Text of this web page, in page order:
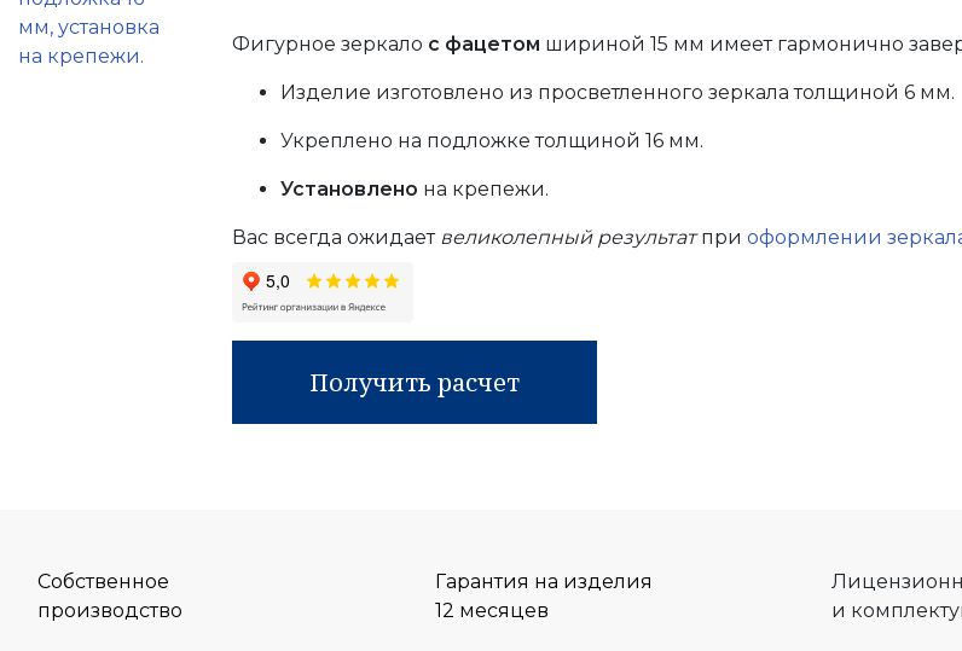
Фигурное зеркало с фацетом шириной 15 мм имеет гармонично
Изделие изготовлено из просветленного зеркала толщиной 6 мм.
Укреплено на подложке толщиной 16 мм.
Установлено на крепежи.
Вас всегда ожидает великолепный результатпри оформлении
Получить расчет
Собственное
производство
Гарантия на изделия
12 месяцев
и